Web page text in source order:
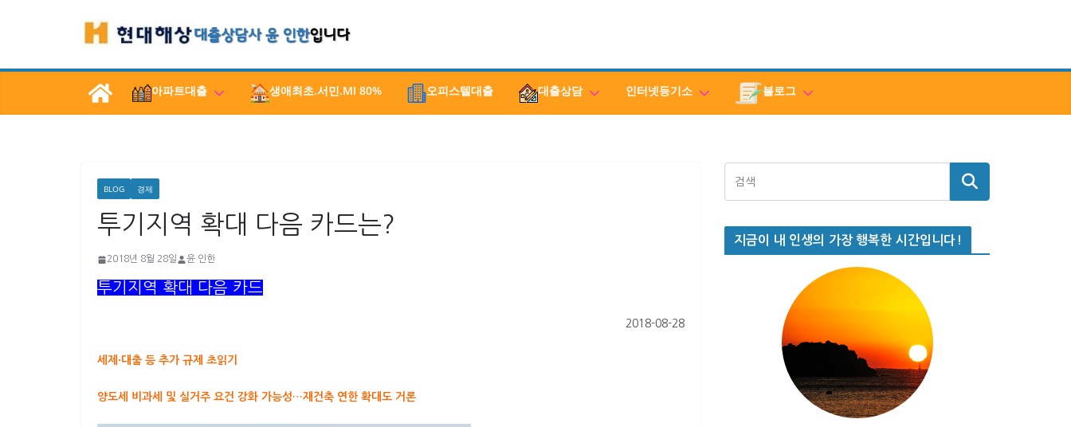
로
아파트대출 생애최초.서민.MI 80% 오피스텔대출 대출상담 인터넷등기소 블로그
BLOG 경제
투기지역 확대 다음 카드는?
2018년 8월 28일 윤 인한
투기지역 확대 다음 카드
2018-08-28
세제·대출 등 추가 규제 초읽기
양도세 비과세 및 실거주 요건 강화 가능성…재건축 연한 확대도 거론
지금이 내 인생의 가장 행복한 시간입니다!